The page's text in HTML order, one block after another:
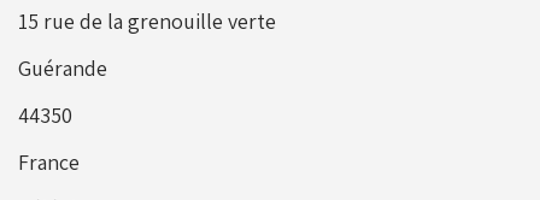
15 rue de la grenouille verte
Guérande
44350
France
Fusées & Pièces
Jantes
Lubrifiants